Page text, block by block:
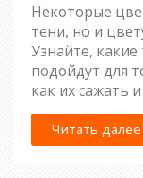
Некоторые
тени, но и
Узнайте,
подойдут для
как их сажать
усилий.
Читать далее